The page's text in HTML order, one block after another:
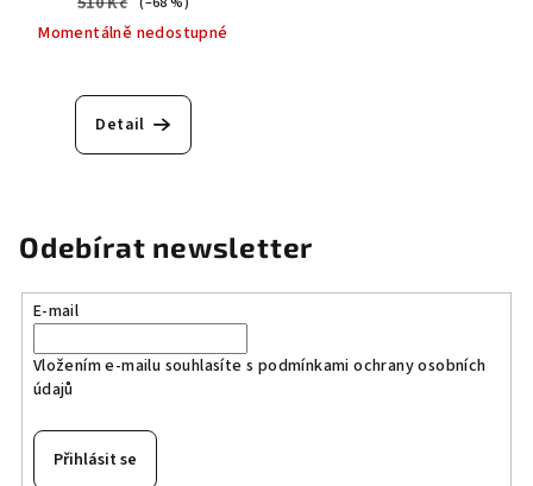
Momentálně nedostupné
Detail
Odebírat newsletter
E-mail
Vložením e-mailu souhlasíte s podmínkami ochrany osobních
údajů
Přihlásit se